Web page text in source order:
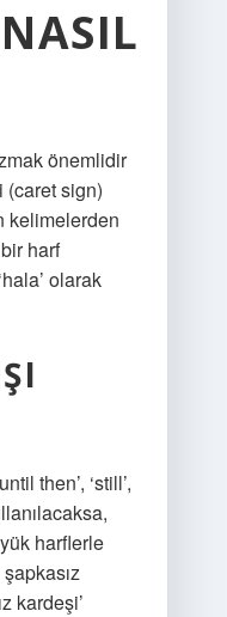
önemlidir
(caret sign)
kelimelerden
harf
olarak
then’, ‘still’,
harflerle
kardeşi’